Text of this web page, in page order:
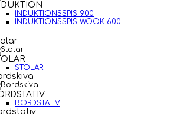
INDUKTIONSSPIS-900
INDUKTIONSSPIS-WOOK-600
STOLAR
BORDSTATIV